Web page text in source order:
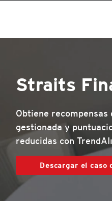
Straits
Obtiene recompensas
gestionada y
reducidas con TrendAIı
Descargar el caso
Products
Products
Products